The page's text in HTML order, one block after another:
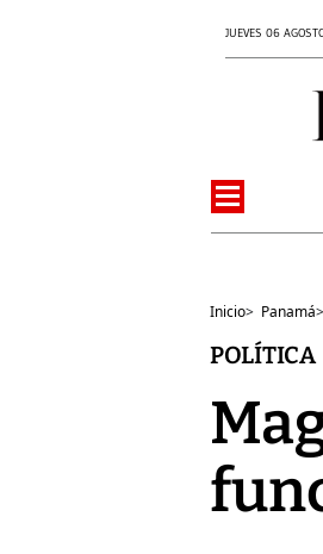
JUEVES 06
Inicio> Panamá>
POLÍTICA